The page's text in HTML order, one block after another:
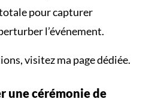
pour capturer
l’événement.
visitez ma page dédiée.
une cérémonie de